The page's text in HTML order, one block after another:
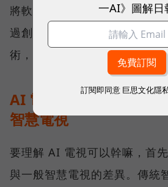
將軟體思維與硬體工藝深度結
過創新的 XR 認知智慧處理器
術，精準呈現 AI 電視的畫質優
AI 電視是什麼？不只是
智慧電視
要理解 AI 電視可以幹嘛，首
與一般智慧電視的差異。傳統
一AI》圖解日
訂閱即同意 巨思文化隱